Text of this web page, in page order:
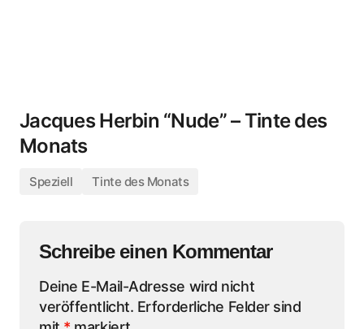
Jacques Herbin “Nude” – Tinte des
Monats
Speziell Tinte des Monats
Schreibe einen Kommentar
Deine E-Mail-Adresse wird nicht
veröffentlicht. Erforderliche Felder sind